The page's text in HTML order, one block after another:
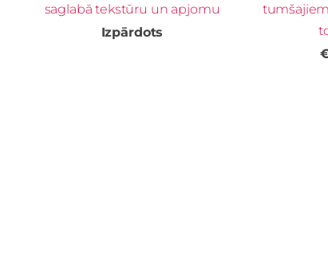
saglabā tekstūru un apjomu
Izpārdots